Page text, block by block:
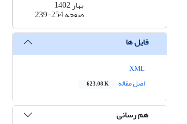
بهار 1402
صفحه239-254
فایل ها
اصل مقاله
623.08 K
هم رسانی